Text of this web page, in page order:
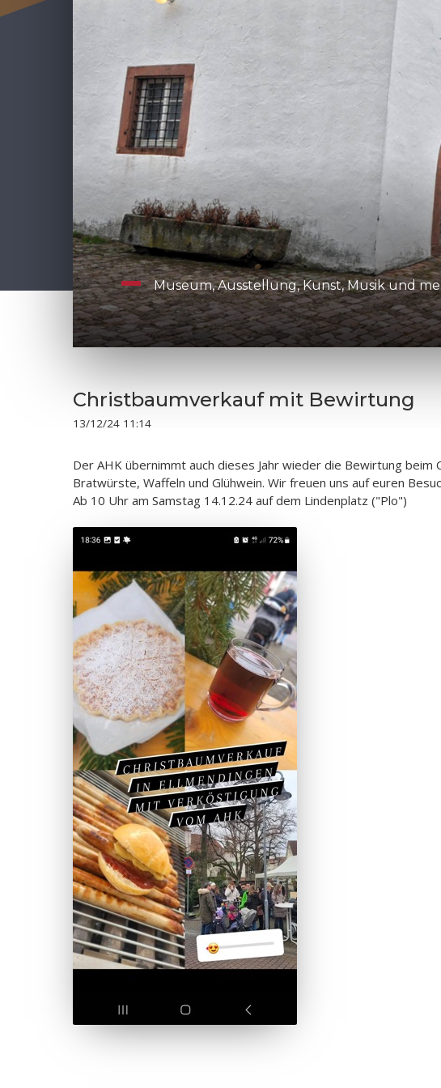
Museum, Ausstellung, Kunst, Musik und
Christbaumverkauf mit Bewirtung
13/12/24 11:14
Der AHK übernimmt auch dieses Jahr wieder die Bewirtung beim
Bratwürste, Waffeln und Glühwein. Wir freuen uns auf euren
Ab 10 Uhr am Samstag 14.12.24 auf dem Lindenplatz ("Plo")